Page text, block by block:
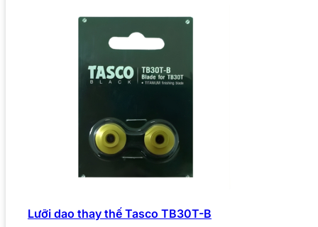
Lưỡi dao thay thế Tasco TB30T-B